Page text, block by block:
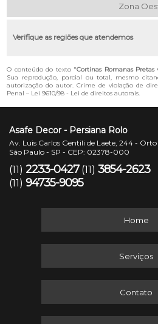
Zona
Verifique as regiões que atendemos
O conteúdo do texto "Cortinas Romanas Pretas
Sua reprodução, parcial ou total, mesmo
autorização do autor. Crime de violação de
Penal – Lei 9610/98 - Lei de direitos autorais
Asafe Decor - Persiana Rolo
Av. Luis Carlos Gentili de Laete, 244 - Orto
São Paulo - SP - CEP: 02378-000
(11) 2233-0427 (11) 3854-2623
(11) 94735-9095
Home
Serviços
Contato